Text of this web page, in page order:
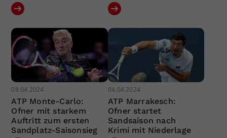
08.04.2024
ATP Monte-Carlo:
Ofner mit starkem
Auftritt zum ersten
Sandplatz-Saisonsieg
04.04.2024
ATP Marrakesch:
Ofner startet
Sandsaison nach
Krimi mit Niederlage